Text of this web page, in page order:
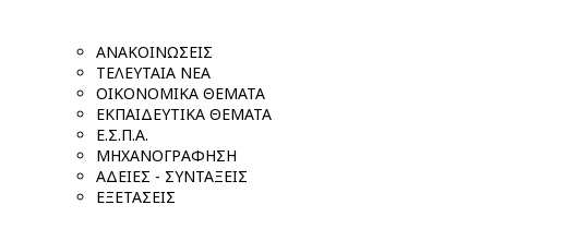
ΑΝΑΚΟΙΝΩΣΕΙΣ
ΤΕΛΕΥΤΑΙΑ ΝΕΑ
ΟΙΚΟΝΟΜΙΚΑ ΘΕΜΑΤΑ
ΕΚΠΑΙΔΕΥΤΙΚΑ ΘΕΜΑΤΑ
Ε.Σ.Π.Α.
ΜΗΧΑΝΟΓΡΑΦΗΣΗ
ΑΔΕΙΕΣ - ΣΥΝΤΑΞΕΙΣ
ΕΞΕΤΑΣΕΙΣ